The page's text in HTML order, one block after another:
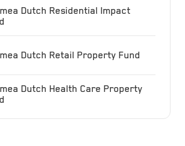
Dutch Residential Impact
Dutch Retail Property Fund
Dutch Health Care Property